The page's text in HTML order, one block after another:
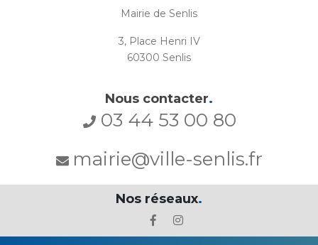
Mairie de Senlis
3, Place Henri IV
60300 Senlis
Nous contacter.
03 44 53 00 80
mairie@ville-senlis.fr
Nos réseaux.